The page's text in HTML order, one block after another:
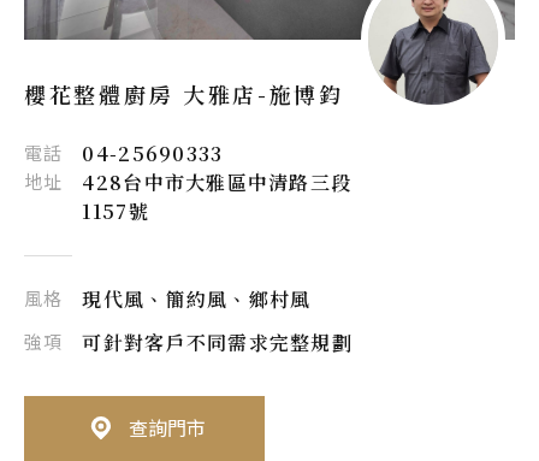
櫻花整體廚房 大雅店-施博鈞
電話 04-25690333
地址
428台中市大雅區中清路三段
1157號
風格 現代風、簡約風、鄉村風
強項 可針對客戶不同需求完整規劃
查詢門市